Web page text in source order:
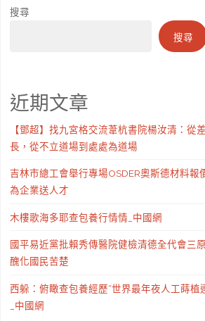
搜尋
搜尋
近期文章
【鄧超】找九宮格交流葦杭書院楊汝清：從
長，從不立道場到處處為道場
吉林市總工會舉行專場OSDER奧斯德材料報
為企業送人才
木樓歌海多耶查包養行情情_中國網
國平易近黨批賴秀傳醫院健檢清德全代會三
醜化國民苦楚
西躲：俯瞰查包養經歷“世界最年夜人工蒔植
_中國網